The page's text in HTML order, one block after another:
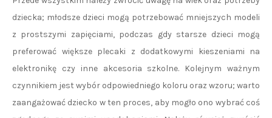
dziecka; młodsze dzieci mogą potrzebować mniejszych modeli
z prostszymi zapięciami, podczas gdy starsze dzieci mogą
preferować większe plecaki z dodatkowymi kieszeniami na
elektronikę czy inne akcesoria szkolne. Kolejnym ważnym
czynnikiem jest wybór odpowiedniego koloru oraz wzoru; warto
zaangażować dziecko w ten proces, aby mogło ono wybrać coś